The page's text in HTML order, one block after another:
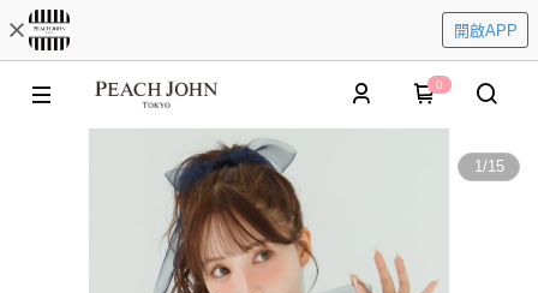
開啟APP
0
1/15